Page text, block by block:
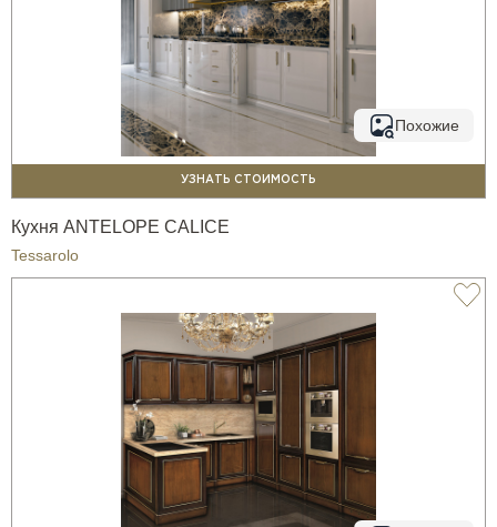
Похожие
УЗНАТЬ СТОИМОСТЬ
Кухня ANTELOPE CALICE
Tessarolo